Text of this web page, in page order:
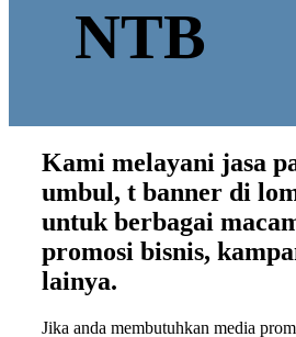
NTB
Kami melayani jasa
umbul, t banner di
untuk berbagai
promosi bisnis,
lainya.
Jika anda membutuhkan media